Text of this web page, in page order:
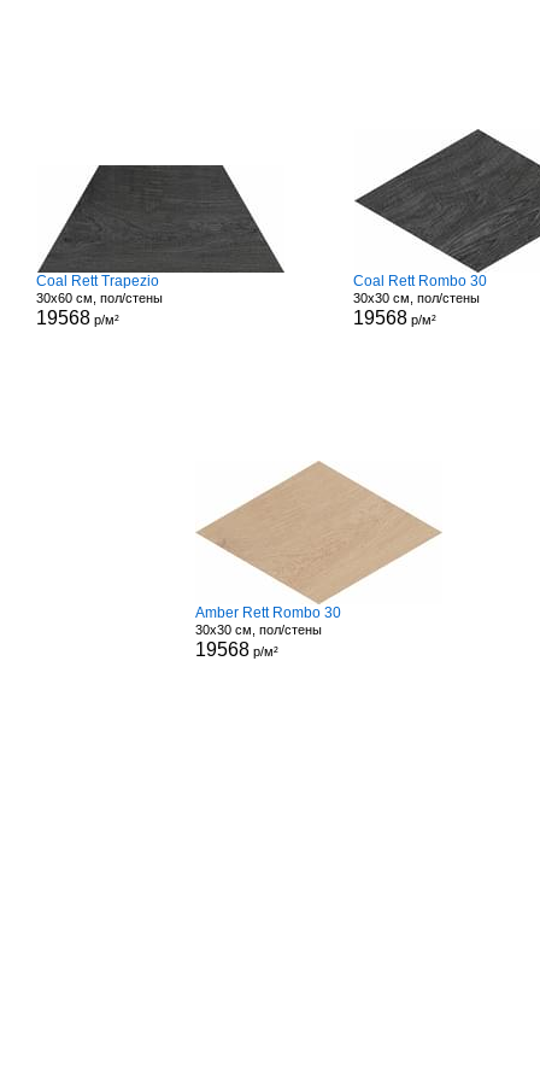
Coal Rett Trapezio
30x60 см, пол/стены
19568 р/м²
Coal Rett Rombo 30
30x30 см, пол/стены
19568 р/м²
Amber Rett Rombo 30
30x30 см, пол/стены
19568 р/м²